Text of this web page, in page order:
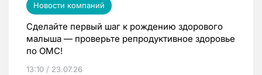
Новости компаний
Сделайте первый шаг к рождению здорового
малыша — проверьте репродуктивное здоровье
по ОМС!
13:10 / 23.07.26